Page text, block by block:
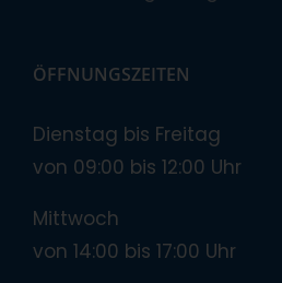
ÖFFNUNGSZEITEN
Dienstag bis Freitag
von 09:00 bis 12:00 Uhr
Mittwoch
von 14:00 bis 17:00 Uhr